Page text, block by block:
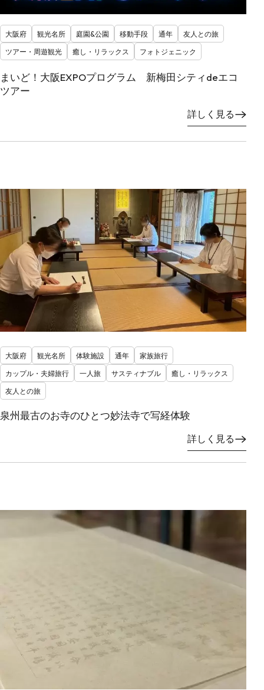
大阪府 観光名所 庭園&公園 移動手段 通年
友人との旅
ツアー・周遊観光
癒し・リラックス フォトジェニック
まいど！大阪EXPOプログラム 新梅田シティdeエコ
ツアー
詳しく見る
大阪府 観光名所 体験施設 通年
家族旅行
カップル・夫婦旅行
一人旅 サスティナブル
癒し・リラックス
友人との旅
泉州最古のお寺のひとつ妙法寺で写経体験
詳しく見る